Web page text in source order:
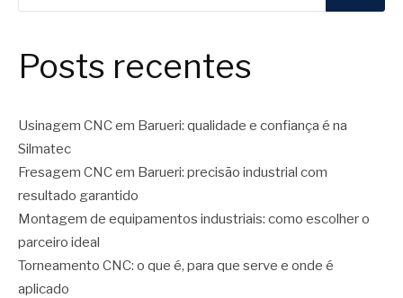
Posts recentes
Usinagem CNC em Barueri: qualidade e confiança é na
Silmatec
Fresagem CNC em Barueri: precisão industrial com
resultado garantido
Montagem de equipamentos industriais: como escolher o
parceiro ideal
Torneamento CNC: o que é, para que serve e onde é
aplicado